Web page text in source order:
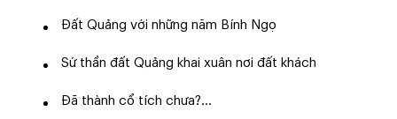
Đất Quảng với những năm Bính Ngọ
Sứ thần đất Quảng khai xuân nơi đất khách
Đã thành cổ tích chưa?...